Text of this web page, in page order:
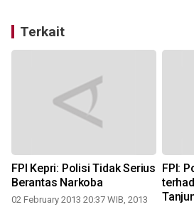
Terkait
FPI Kepri: Polisi Tidak Serius
Berantas Narkoba
02 February 2013 20:37 WIB, 2013
FPI: